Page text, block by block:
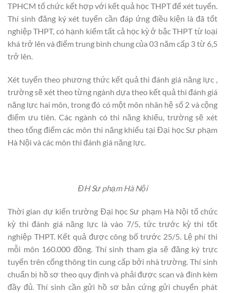
TPHCM tổ chức kết hợp với kết quả học THPT để xét tuyển.
Thí sinh đăng ký xét tuyển cần đáp ứng điều kiện là đã tốt
nghiệp THPT, có hạnh kiểm tất cả học kỳ ở bậc THPT từ loại
khá trở lên và điểm trung bình chung của 03 năm cấp 3 từ 6,5
trở lên.
Xét tuyển theo phương thức kết quả thi đánh giá năng lực ,
trường sẽ xét theo từng ngành dựa theo kết quả thi đánh giá
năng lực hai môn, trong đó có một môn nhân hệ số 2 và cộng
điểm ưu tiên. Các ngành có thi năng khiếu, trường sẽ xét
theo tổng điểm các môn thi năng khiếu tại Đại học Sư phạm
Hà Nội và các môn thi đánh giá năng lực.
ĐH Sư phạm Hà Nội
Thời gian dự kiến trường Đại học Sư phạm Hà Nội tổ chức
kỳ thi đánh giá năng lực là vào 7/5, tức trước kỳ thi tốt
nghiệp THPT. Kết quả được công bố trước 25/5. Lệ phí thi
mỗi môn 160.000 đồng. Thí sinh tham gia sẽ đăng ký trực
tuyến trên cổng thông tin cung cấp bởi nhà trường. Thí sinh
chuẩn bị hồ sơ theo quy định và phải được scan và đính kèm
đầy đủ. Thí sinh cần gửi hồ sơ bản cứng gửi chuyển phát